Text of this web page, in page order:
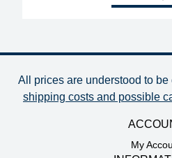
All prices are understood to
shipping costs and possible
My